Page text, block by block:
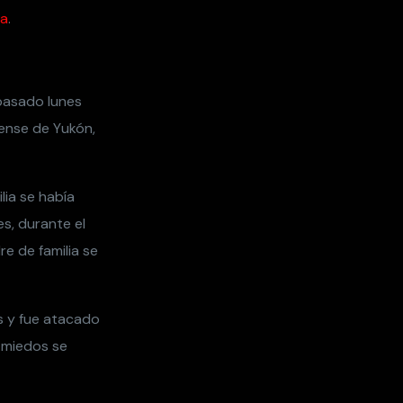
.
lunes
de Yukón,
se había
durante el
de familia se
y fue atacado
se